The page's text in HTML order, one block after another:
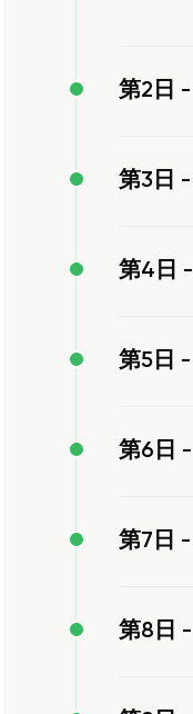
第2日 -
第3日 -
第4日 -
第5日 -
第6日 -
第7日 -
第8日 -